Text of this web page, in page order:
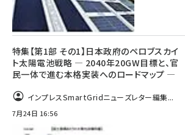
特集【第1部 その1】日本政府のペロブスカイ
ト太陽電池戦略 ― 2040年20GW目標と、官
民一体で進む本格実装へのロードマップ ―
インプレスSmartGridニューズレター編集...
7月24日 16:56